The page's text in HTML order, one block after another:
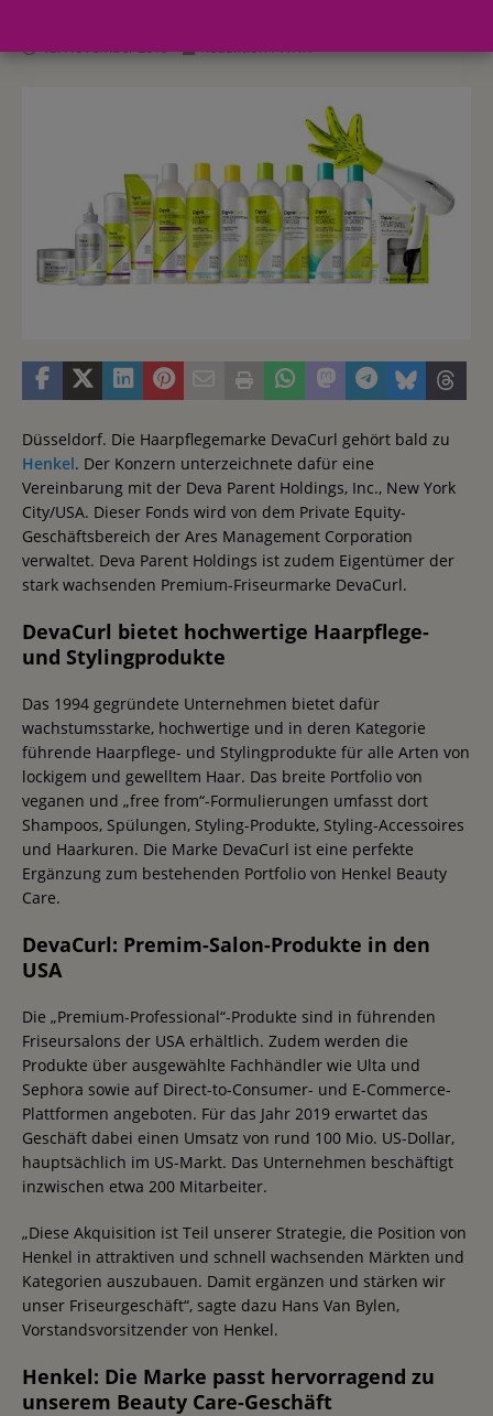
Düsseldorf. Die Haarpflegemarke DevaCurl gehört bald zu
Henkel. Der Konzern unterzeichnete dafür eine
Vereinbarung mit der Deva Parent Holdings, Inc., New York
City/USA. Dieser Fonds wird von dem Private Equity-
Geschäftsbereich der Ares Management Corporation
verwaltet. Deva Parent Holdings ist zudem Eigentümer der
stark wachsenden Premium-Friseurmarke DevaCurl.
DevaCurl bietet hochwertige Haarpflege-
und Stylingprodukte
Das 1994 gegründete Unternehmen bietet dafür
wachstumsstarke, hochwertige und in deren Kategorie
führende Haarpflege- und Stylingprodukte für alle Arten von
lockigem und gewelltem Haar. Das breite Portfolio von
veganen und „free from“-Formulierungen umfasst dort
Shampoos, Spülungen, Styling-Produkte, Styling-Accessoires
und Haarkuren. Die Marke DevaCurl ist eine perfekte
Ergänzung zum bestehenden Portfolio von Henkel Beauty
Care.
DevaCurl: Premim-Salon-Produkte in den
USA
Die „Premium-Professional“-Produkte sind in führenden
Friseursalons der USA erhältlich. Zudem werden die
Produkte über ausgewählte Fachhändler wie Ulta und
Sephora sowie auf Direct-to-Consumer- und E-Commerce-
Plattformen angeboten. Für das Jahr 2019 erwartet das
Geschäft dabei einen Umsatz von rund 100 Mio. US-Dollar,
hauptsächlich im US-Markt. Das Unternehmen beschäftigt
inzwischen etwa 200 Mitarbeiter.
„Diese Akquisition ist Teil unserer Strategie, die Position von
Henkel in attraktiven und schnell wachsenden Märkten und
Kategorien auszubauen. Damit ergänzen und stärken wir
unser Friseurgeschäft“, sagte dazu Hans Van Bylen,
Vorstandsvorsitzender von Henkel.
Henkel: Die Marke passt hervorragend zu
unserem Beauty Care-Geschäft